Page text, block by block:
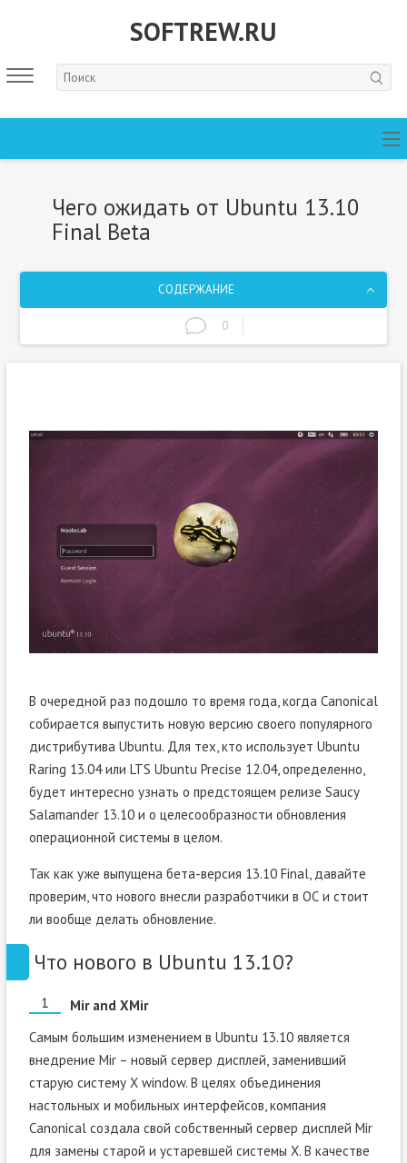
SOFTREW.RU
Чего ожидать от Ubuntu 13.10
Final Beta
СОДЕРЖАНИЕ
0
В очередной раз подошло то время года, когда Canonical
собирается выпустить новую версию своего популярного
дистрибутива Ubuntu. Для тех, кто использует Ubuntu
Raring 13.04 или LTS Ubuntu Precise 12.04, определенно,
будет интересно узнать о предстоящем релизе Saucy
Salamander 13.10 и о целесообразности обновления
операционной системы в целом.
Так как уже выпущена бета-версия 13.10 Final, давайте
проверим, что нового внесли разработчики в ОС и стоит
ли вообще делать обновление.
Что нового в Ubuntu 13.10?
Mir and XMir
Самым большим изменением в Ubuntu 13.10 является
внедрение Mir – новый сервер дисплей, заменивший
старую систему X window. В целях объединения
настольных и мобильных интерфейсов, компания
Canonical создала свой собственный сервер дисплей Mir
для замены старой и устаревшей системы X. В качестве